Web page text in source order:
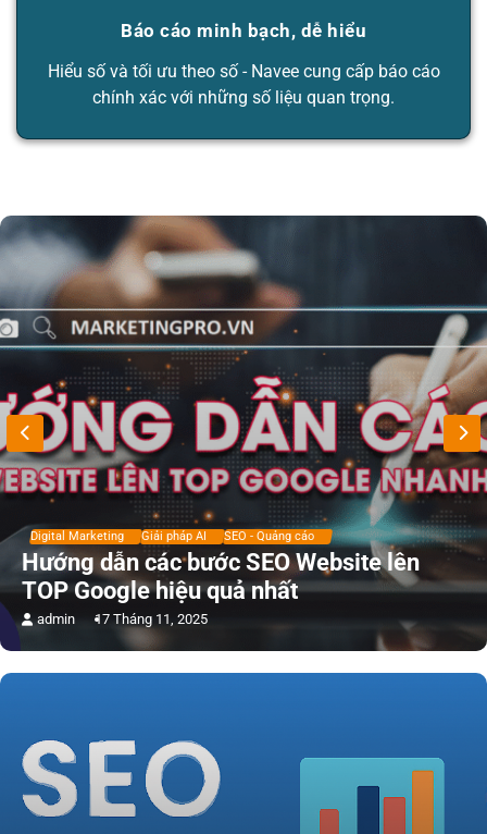
Báo cáo minh bạch, dễ hiểu
Hiểu số và tối ưu theo số - Navee cung cấp báo cáo
chính xác với những số liệu quan trọng.
Digital Marketing Giải pháp AI SEO - Quảng cáo
Hướng dẫn các bước SEO Website lên
TOP Google hiệu quả nhất
admin 17 Tháng 11, 2025